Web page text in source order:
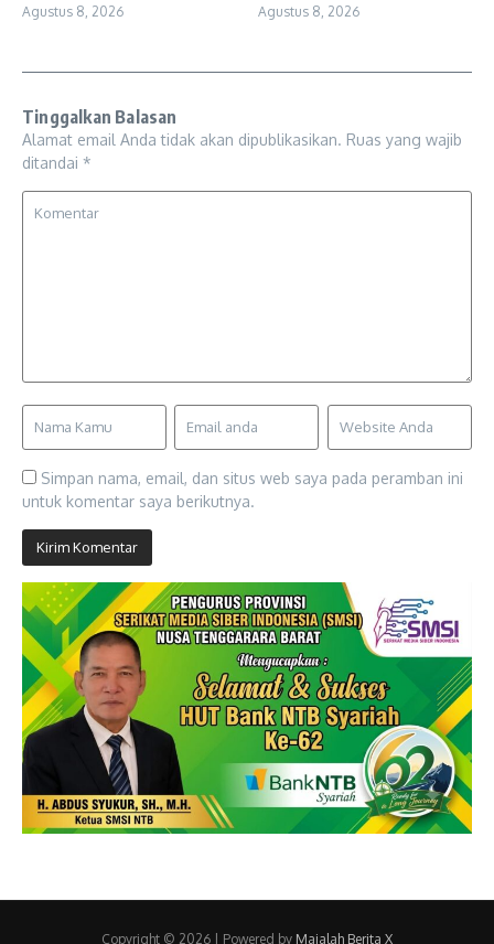
Agustus 8, 2026 Agustus 8, 2026
Tinggalkan Balasan
Alamat email Anda tidak akan dipublikasikan. Ruas yang wajib
ditandai *
Simpan nama, email, dan situs web saya pada peramban ini
untuk komentar saya berikutnya.
Copyright © 2026 | Powered by Majalah Berita X